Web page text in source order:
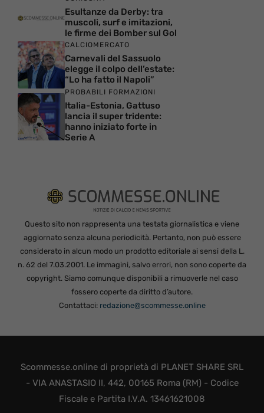
Esultanze da Derby: tra
muscoli, surf e imitazioni,
le firme dei Bomber sul Gol
CALCIOMERCATO
Carnevali del Sassuolo
elegge il colpo dell’estate:
“Lo ha fatto il Napoli”
PROBABILI FORMAZIONI
Italia-Estonia, Gattuso
lancia il super tridente:
hanno iniziato forte in
Serie A
Questo sito non rappresenta una testata giornalistica e viene
aggiornato senza alcuna periodicità. Pertanto, non può essere
considerato in alcun modo un prodotto editoriale ai sensi della L.
n. 62 del 7.03.2001. Le immagini, salvo errori, non sono coperte da
copyright. Siamo comunque disponibili a rimuoverle nel caso
fossero coperte da diritto d’autore.
Contattaci: redazione@scommesse.online
Scommesse.online di proprietà di PLANET SHARE SRL
- VIA ANASTASIO II, 442, 00165 Roma (RM) - Codice
Fiscale e Partita I.V.A. 13461621008